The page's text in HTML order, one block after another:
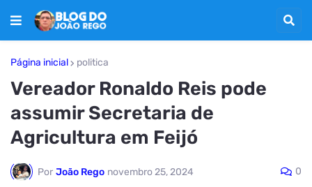
Página inicial politica
Vereador Ronaldo Reis pode
assumir Secretaria de
Agricultura em Feijó
Por João Rego novembro 25, 2024 0